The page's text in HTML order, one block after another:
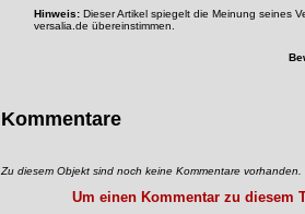
Hinweis: Dieser Artikel spiegelt die Meinung seines
versalia.de übereinstimmen.
Kommentare
Zu diesem Objekt sind noch keine Kommentare vorhanden.
Um einen Kommentar zu diesem